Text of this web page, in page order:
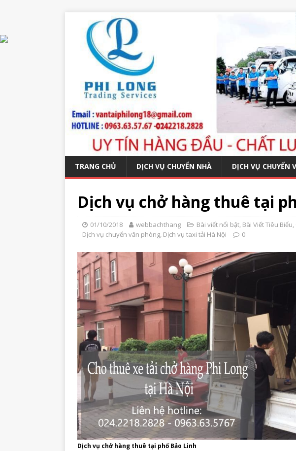
TRANG CHỦ DỊCH VỤ CHUYỂN NHÀ DỊCH VỤ CHUYỂN
Dịch vụ chở hàng thuê tại
01/10/2018 webbachthang Bài viết nổi bật, Bài Viết Tiêu Biểu,
Dịch vụ chuyển văn phòng, Dịch vụ taxi tải Hà Nội 0
Dịch vụ chở hàng thuê tại phố Bảo Linh